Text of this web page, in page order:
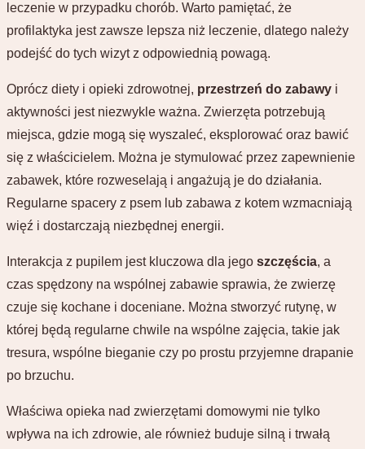
leczenie w przypadku chorób. Warto pamiętać, że
profilaktyka jest zawsze lepsza niż leczenie, dlatego należy
podejść do tych wizyt z odpowiednią powagą.
Oprócz diety i opieki zdrowotnej, przestrzeń do zabawy i
aktywności jest niezwykle ważna. Zwierzęta potrzebują
miejsca, gdzie mogą się wyszaleć, eksplorować oraz bawić
się z właścicielem. Można je stymulować przez zapewnienie
zabawek, które rozweselają i angażują je do działania.
Regularne spacery z psem lub zabawa z kotem wzmacniają
więź i dostarczają niezbędnej energii.
Interakcja z pupilem jest kluczowa dla jego szczęścia, a
czas spędzony na wspólnej zabawie sprawia, że zwierzę
czuje się kochane i doceniane. Można stworzyć rutynę, w
której będą regularne chwile na wspólne zajęcia, takie jak
tresura, wspólne bieganie czy po prostu przyjemne drapanie
po brzuchu.
Właściwa opieka nad zwierzętami domowymi nie tylko
wpływa na ich zdrowie, ale również buduje silną i trwałą